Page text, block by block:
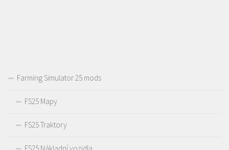
Farming Simulator 25 mods
FS25 Mapy
FS25 Traktory